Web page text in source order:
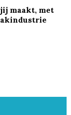
maakt, met